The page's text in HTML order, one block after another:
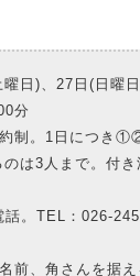
日)、27日(日曜
分
制。1日につき①②
は3人まで。付
。TEL：
角さんを据える